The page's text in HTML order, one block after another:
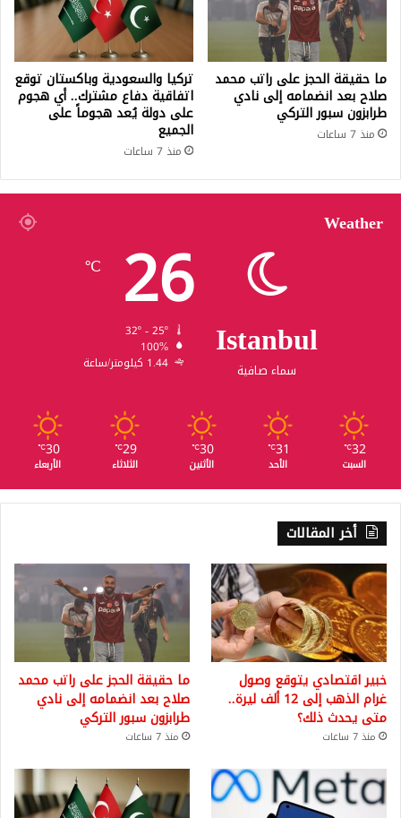
ما حقيقة الحجز على راتب محمد
صلاح بعد انضمامه إلى نادي
طرابزون سبور التركي
منذ 7 ساعات
تركيا والسعودية وباكستان توقع
اتفاقية دفاع مشترك.. أي هجوم
على دولة يُعد هجوماً على
الجميع
منذ 7 ساعات
Weather
Istanbul
سماء صافية
26
℃
100%
1.44 كيلومتر/ساعة
32
℃
السبت
31
℃
الأحد
30
℃
الأثنين
29
℃
الثلاثاء
30
℃
الأربعاء
أخر المقالات
خبير اقتصادي يتوقع وصول
غرام الذهب إلى 12 ألف ليرة..
متى يحدث ذلك؟
منذ 7 ساعات
ما حقيقة الحجز على راتب محمد
صلاح بعد انضمامه إلى نادي
طرابزون سبور التركي
منذ 7 ساعات